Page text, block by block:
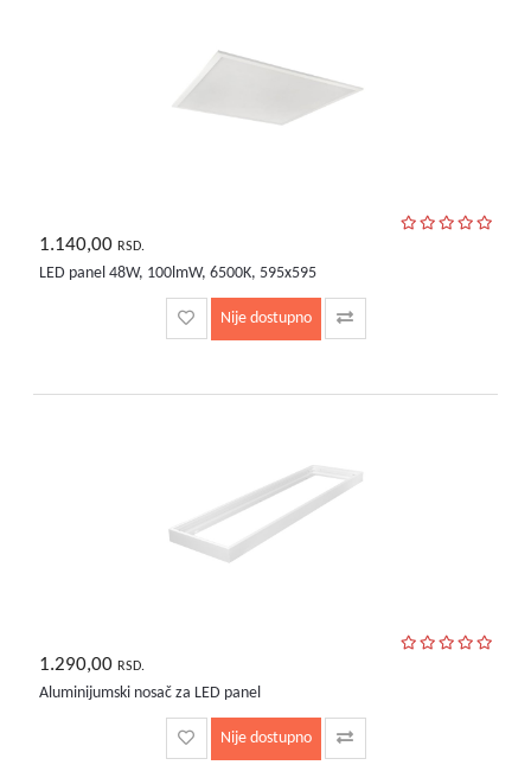
1.140,00 RSD.
LED panel 48W, 100lmW, 6500K, 595x595
Nije dostupno
1.290,00 RSD.
Aluminijumski nosač za LED panel
Nije dostupno